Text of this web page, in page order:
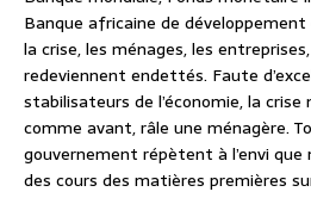
Banque africaine de développement
la crise, les ménages, les
redeviennent endettés. Faute
stabilisateurs de l’économie, la
comme avant, râle une ménagère.
gouvernement répètent à l’envi que
des cours des matières premières